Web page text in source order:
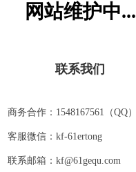
网站维护中...
联系我们
商务合作：1548167561（QQ）
客服微信：kf-61ertong
联系邮箱：kf@61gequ.com